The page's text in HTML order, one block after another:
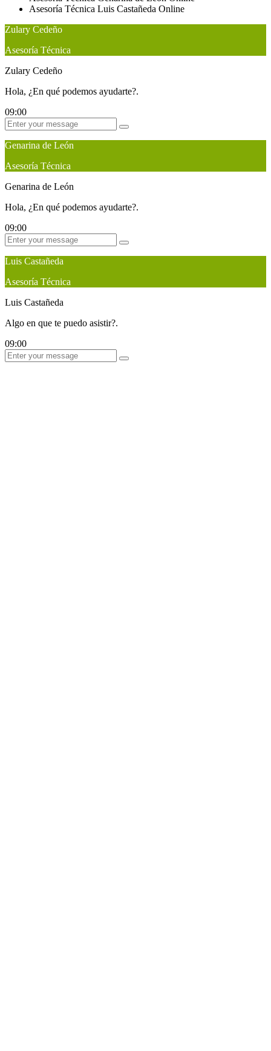
Asesoría Técnica Luis Castañeda Online
Zulary Cedeño
Asesoría Técnica
Zulary Cedeño
Hola, ¿En qué podemos ayudarte?.
09:00
Genarina de León
Asesoría Técnica
Genarina de León
Hola, ¿En qué podemos ayudarte?.
09:00
Luis Castañeda
Asesoría Técnica
Luis Castañeda
Algo en que te puedo asistir?.
09:00